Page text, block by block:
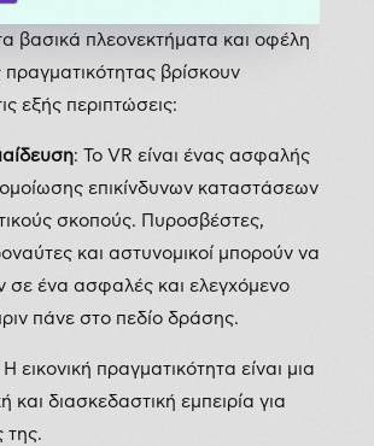
βασικά πλεονεκτήματα και οφέλη
πραγματικότητας βρίσκουν
εξής περιπτώσεις:
: Το VR είναι ένας ασφαλής
επικίνδυνων καταστάσεων
σκοπούς. Πυροσβέστες,
και αστυνομικοί μπορούν να
σε ένα ασφαλές και ελεγχόμενο
πάνε στο πεδίο δράσης.
Η εικονική πραγματικότητα είναι μια
και διασκεδαστική εμπειρία για
της.